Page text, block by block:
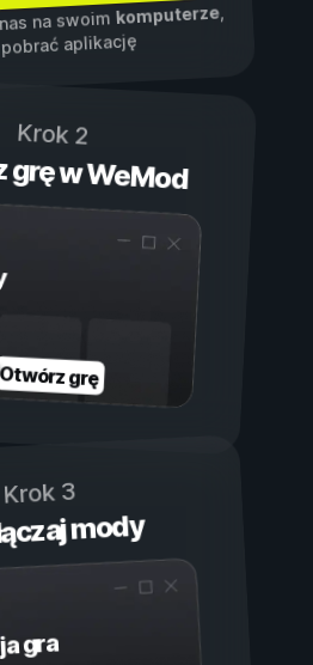
na swoim komputerze,
aplikację
Krok 2
grę w WeMod
grę
Krok 3
mody
gra